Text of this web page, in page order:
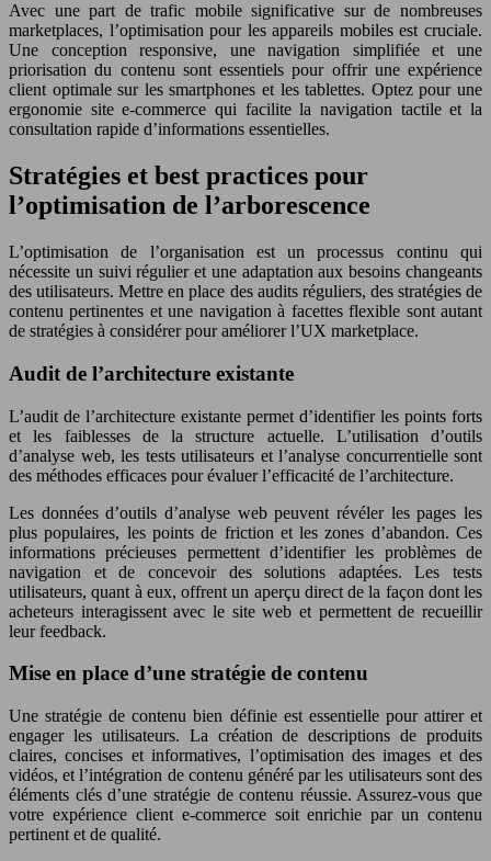
Avec une part de trafic mobile significative sur de nombreuses
marketplaces, l’optimisation pour les appareils mobiles est cruciale.
Une conception responsive, une navigation simplifiée et une
priorisation du contenu sont essentiels pour offrir une expérience
client optimale sur les smartphones et les tablettes. Optez pour une
ergonomie site e-commerce qui facilite la navigation tactile et la
consultation rapide d’informations essentielles.
Stratégies et best practices pour
l’optimisation de l’arborescence
L’optimisation de l’organisation est un processus continu qui
nécessite un suivi régulier et une adaptation aux besoins changeants
des utilisateurs. Mettre en place des audits réguliers, des stratégies de
contenu pertinentes et une navigation à facettes flexible sont autant
de stratégies à considérer pour améliorer l’UX marketplace.
Audit de l’architecture existante
L’audit de l’architecture existante permet d’identifier les points forts
et les faiblesses de la structure actuelle. L’utilisation d’outils
d’analyse web, les tests utilisateurs et l’analyse concurrentielle sont
des méthodes efficaces pour évaluer l’efficacité de l’architecture.
Les données d’outils d’analyse web peuvent révéler les pages les
plus populaires, les points de friction et les zones d’abandon. Ces
informations précieuses permettent d’identifier les problèmes de
navigation et de concevoir des solutions adaptées. Les tests
utilisateurs, quant à eux, offrent un aperçu direct de la façon dont les
acheteurs interagissent avec le site web et permettent de recueillir
leur feedback.
Mise en place d’une stratégie de contenu
Une stratégie de contenu bien définie est essentielle pour attirer et
engager les utilisateurs. La création de descriptions de produits
claires, concises et informatives, l’optimisation des images et des
vidéos, et l’intégration de contenu généré par les utilisateurs sont des
éléments clés d’une stratégie de contenu réussie. Assurez-vous que
votre expérience client e-commerce soit enrichie par un contenu
pertinent et de qualité.